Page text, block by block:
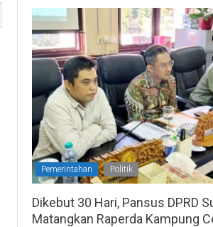
Pemerintahan Politik
Dikebut 30 Hari, Pansus DPRD
Matangkan Raperda Kampung